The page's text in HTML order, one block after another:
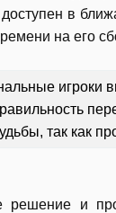
в
на его
игроки
так как
и